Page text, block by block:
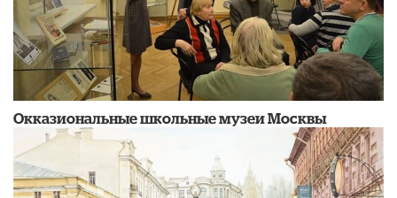
​Окказиональные школьные музеи Москвы